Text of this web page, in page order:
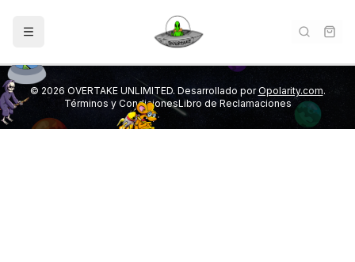
© 2026 OVERTAKE UNLIMITED. Desarrollado porOpolarity.com.
Términos y CondicionesLibro de Reclamaciones